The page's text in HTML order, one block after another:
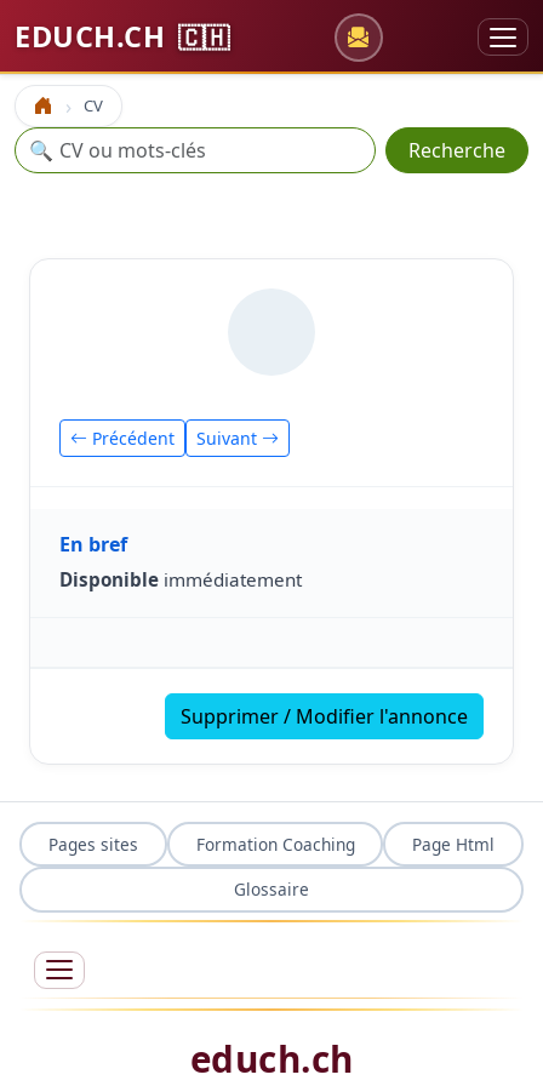
EDUCH.CH 🇨🇭
Accueil CV
Recherche
🔍 Recherche
Précédent Suivant
En bref
Disponible immédiatement
Supprimer / Modifier l'annonce
Pages sites Formation Coaching
Page Html
Glossaire
educh.ch